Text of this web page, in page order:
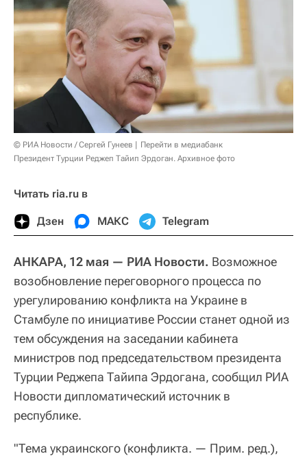
© РИА Новости / Сергей Гунеев
Перейти в медиабанк
Президент Турции Реджеп Тайип Эрдоган. Архивное фото
Читать ria.ru в
Дзен МАКС Telegram
АНКАРА, 12 мая — РИА Новости. Возможное
возобновление переговорного процесса по
урегулированию конфликта на Украине в
Стамбуле по инициативе России станет одной из
тем обсуждения на заседании кабинета
министров под председательством президента
Турции Реджепа Тайипа Эрдогана, сообщил РИА
Новости дипломатический источник в
республике.
"Тема украинского (конфликта. — Прим. ред.),